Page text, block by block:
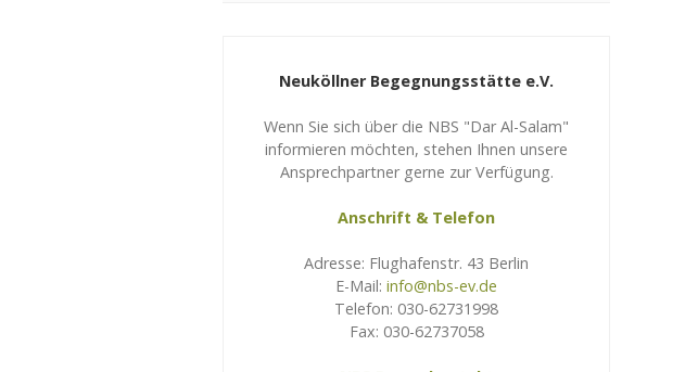
Neuköllner Begegnungsstätte e.V.
Wenn Sie sich über die NBS "Dar Al-Salam"
informieren möchten, stehen Ihnen unsere
Ansprechpartner gerne zur Verfügung.
Anschrift & Telefon
Adresse: Flughafenstr. 43 Berlin
E-Mail:info@nbs-ev.de
Telefon: 030-62731998
Fax: 030-62737058